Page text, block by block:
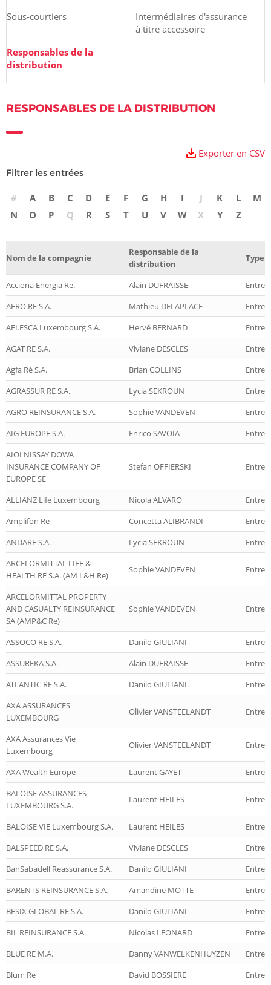
Sous-courtiers
Intermédiaires d'assurance
à titre accessoire
Responsables de la
distribution
RESPONSABLES DE LA DISTRIBUTION
Exporter en CSV
Filtrer les entrées
# A B C D E F G H I J K L
M
N
O P Q R S T U V W X Y Z
Nom de la compagnie
Responsable de la
distribution
Type
Acciona Energia Re. Alain DUFRAISSE
AERO RE S.A.
Mathieu DELAPLACE
AFI.ESCA Luxembourg S.A.
Hervé BERNARD
AGAT RE S.A.
Viviane DESCLES
Agfa Ré S.A.
Brian COLLINS
AGRASSUR RE S.A.
Lycia SEKROUN
AGRO REINSURANCE S.A.
Sophie VANDEVEN
AIG EUROPE S.A.
Enrico SAVOIA
AIOI NISSAY DOWA
INSURANCE COMPANY OF
EUROPE SE
Stefan OFFIERSKI
ALLIANZ Life Luxembourg Nicola ALVARO
Amplifon Re
Concetta ALIBRANDI
ANDARE S.A.
Lycia SEKROUN
ARCELORMITTAL LIFE &
HEALTH RE S.A. (AM L&H Re)
Sophie VANDEVEN
ARCELORMITTAL PROPERTY
AND CASUALTY REINSURANCE
SA (AMP&C Re)
Sophie VANDEVEN
ASSOCO RE S.A. Danilo GIULIANI
ASSUREKA S.A.
Alain DUFRAISSE
ATLANTIC RE S.A.
Danilo GIULIANI
AXA ASSURANCES
LUXEMBOURG
Olivier VANSTEELANDT
AXA Assurances Vie
Luxembourg
Olivier VANSTEELANDT
AXA Wealth Europe Laurent GAYET
BALOISE ASSURANCES
LUXEMBOURG S.A.
Laurent HEILES
BALOISE VIE Luxembourg S.A. Laurent HEILES
BALSPEED RE S.A.
Viviane DESCLES
BanSabadell Reassurance S.A.
Danilo GIULIANI
BARENTS REINSURANCE S.A.
Amandine MOTTE
BESIX GLOBAL RE S.A.
Danilo GIULIANI
BIL REINSURANCE S.A.
Nicolas LEONARD
BLUE RE M.A.
Danny VANWELKENHUYZEN
Blum Re
David BOSSIERE